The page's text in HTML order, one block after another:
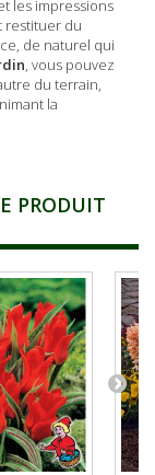
les impressions
restituer du
de naturel qui
, vous pouvez
du terrain,
la
PRODUIT